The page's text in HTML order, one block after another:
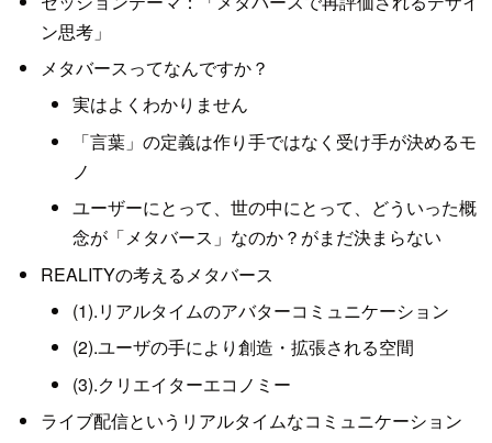
ン思考」
メタバースってなんですか？
実はよくわかりません
「言葉」の定義は作り手ではなく受け手が決めるモ
ノ
ユーザーにとって、世の中にとって、どういった概
念が「メタバース」なのか？がまだ決まらない
REALITYの考えるメタバース
(1).リアルタイムのアバターコミュニケーション
(2).ユーザの手により創造・拡張される空間
(3).クリエイターエコノミー
ライブ配信というリアルタイムなコミュニケーション